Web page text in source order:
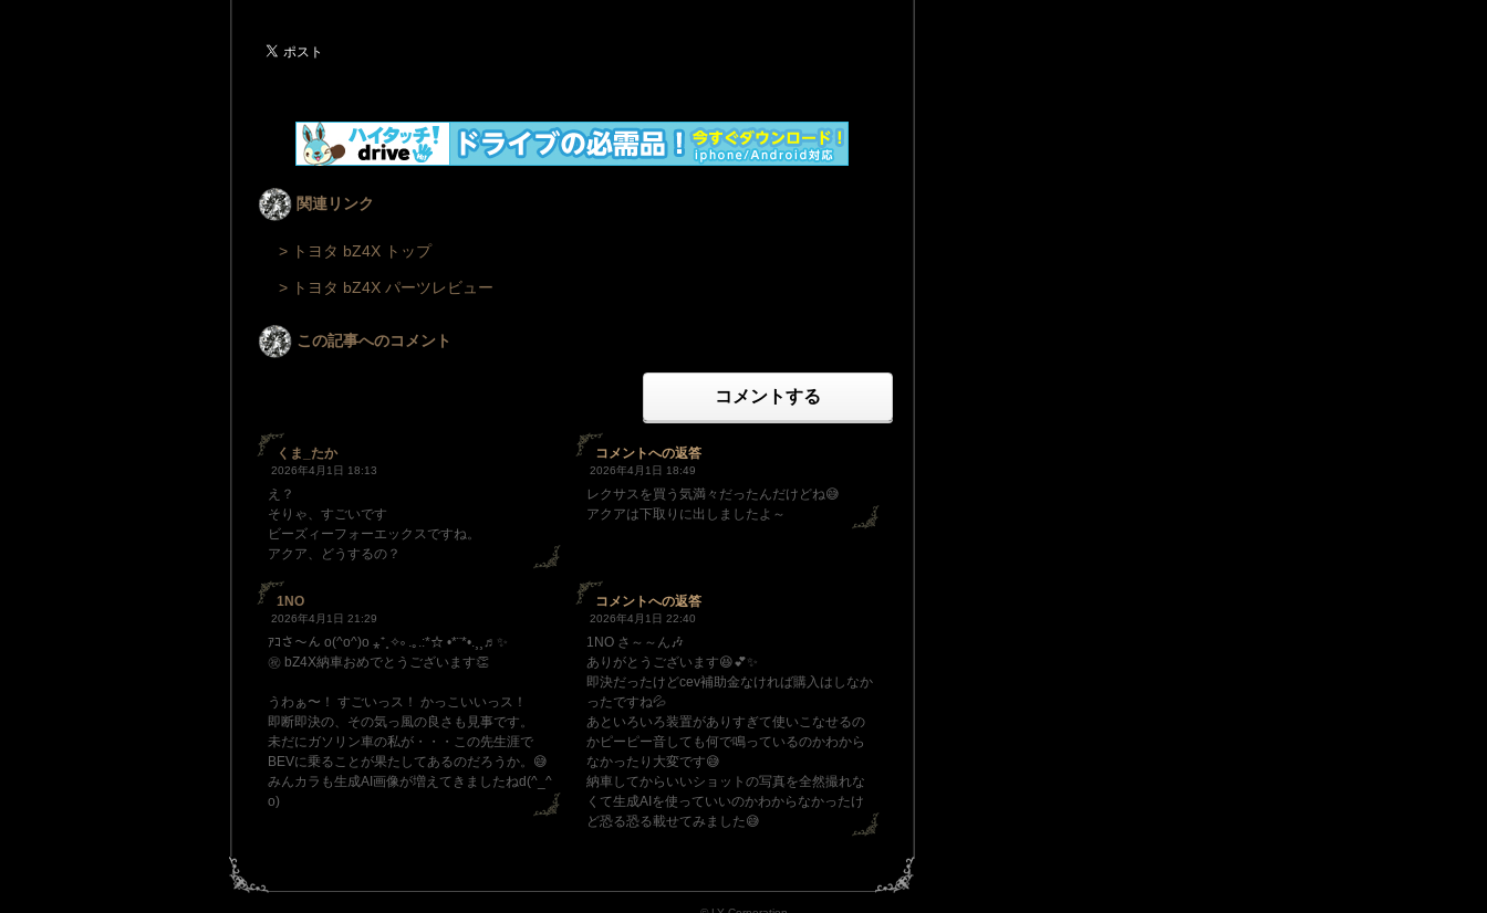
関連リンク
> トヨタ bZ4X トップ
> トヨタ bZ4X パーツレビュー
この記事へのコメント
コメントする
くま_たか
2026年4月1日 18:13
え？
そりゃ、すごいです
ビーズィーフォーエックスですね。
アクア、どうするの？
コメントへの返答
2026年4月1日 18:49
レクサスを買う気満々だったんだけどね😅
アクアは下取りに出しましたよ～
1NO
2026年4月1日 21:29
ｱｺさ〜ん o(^o^)o ⁎⁺˳✧༚ .｡.:*☆ •*¨*•.¸¸♬︎✨
㊗︎ bZ4X納車おめでとうございます👏
うわぁ〜！ すごいっス！ かっこいいっス！
即断即決の、その気っ風の良さも見事です。
未だにガソリン車の私が・・・この先生涯で
BEVに乗ることが果たしてあるのだろうか。😅
みんカラも生成AI画像が増えてきましたねd(^_^
o)
コメントへの返答
2026年4月1日 22:40
1NO さ～～ん🎶
ありがとうございます😆💕✨
即決だったけどcev補助金なければ購入はしなか
ったですね💦
あといろいろ装置がありすぎて使いこなせるの
かピーピー音しても何で鳴っているのかわから
なかったり大変です😅
納車してからいいショットの写真を全然撮れな
くて生成AIを使っていいのかわからなかったけ
ど恐る恐る載せてみました😅